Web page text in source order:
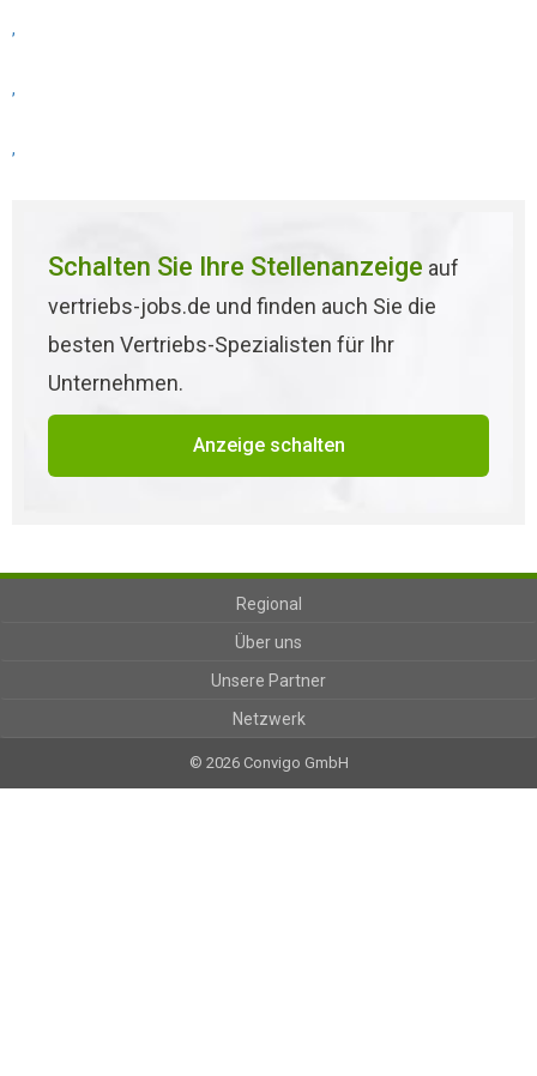
,
,
,
Schalten Sie Ihre Stellenanzeige auf
vertriebs-jobs.de und finden auch Sie die
besten Vertriebs-Spezialisten für Ihr
Unternehmen.
Anzeige schalten
Regional
Über uns
Unsere Partner
Netzwerk
© 2026 Convigo GmbH